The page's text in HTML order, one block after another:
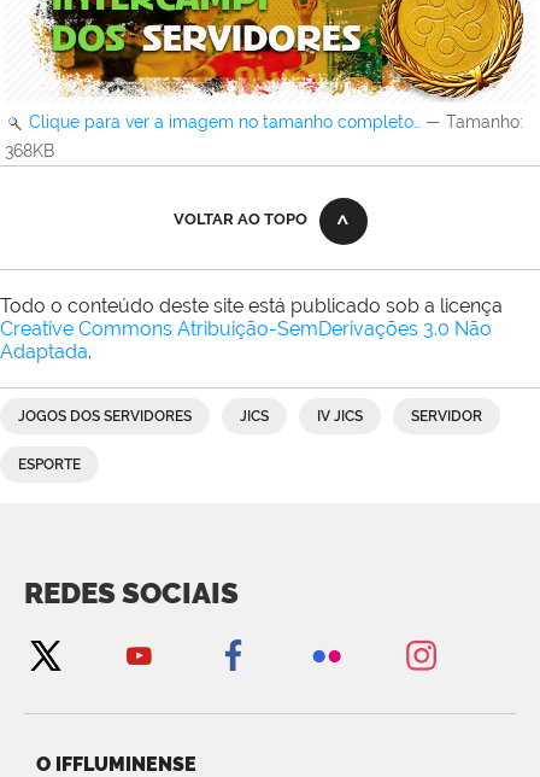
Clique para ver a imagem no tamanho completo… — Tamanho:
368KB
VOLTAR AO TOPO
Todo o conteúdo deste site está publicado sob a licença
Creative Commons Atribuição-SemDerivações 3.0 Não
Adaptada.
JOGOS DOS SERVIDORES JICS IV JICS SERVIDOR
ESPORTE
REDES SOCIAIS
O IFFLUMINENSE